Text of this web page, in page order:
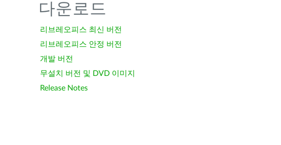
다운로드
리브레오피스 최신 버전
리브레오피스 안정 버전
개발 버전
무설치 버전 및 DVD 이미지
Release Notes